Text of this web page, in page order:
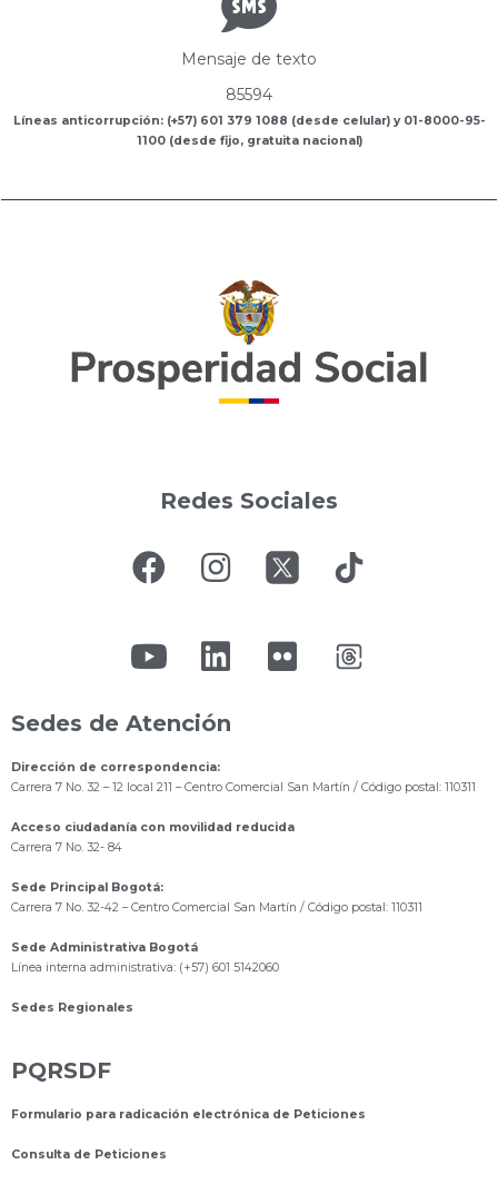
Mensaje de texto
85594
Líneas anticorrupción: (+57) 601 379 1088 (desde celular) y 01-8000-95-
1100 (desde fijo, gratuita nacional)
Redes Sociales
Sedes de Atención
Dirección de correspondencia:
Carrera 7 No. 32 – 12 local 211 – Centro Comercial San Martín / Código postal: 110311
Acceso ciudadanía con movilidad reducida
Carrera 7 No. 32- 84
Sede Principal Bogotá:
Carrera 7 No. 32-42 – Centro Comercial San Martín / Código postal: 110311
Sede Administrativa Bogotá
Línea interna administrativa: (+57) 601 5142060
Sedes Regionales
PQRSDF
Formulario para radicación electrónica de Peticiones
Consulta de Peticiones